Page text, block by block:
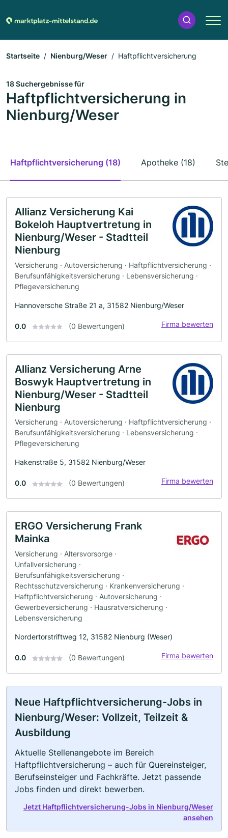
Startseite Nienburg/Weser Haftpflichtversicherung
18 Suchergebnisse für
Haftpflichtversicherung in
Nienburg/Weser
Haftpflichtversicherung (18) Apotheke (18)
Allianz Versicherung Kai
Bokeloh Hauptvertretung in
Nienburg/Weser - Stadtteil
Nienburg
Versicherung · Autoversicherung · Haftpflichtversicherung ·
Berufsunfähigkeitsversicherung · Lebensversicherung ·
Pflegeversicherung
Hannoversche Straße 21 a, 31582 Nienburg/Weser
0.0 (0 Bewertungen) Firma bewerten
Allianz Versicherung Arne
Boswyk Hauptvertretung in
Nienburg/Weser - Stadtteil
Nienburg
Versicherung · Autoversicherung · Haftpflichtversicherung ·
Berufsunfähigkeitsversicherung · Lebensversicherung ·
Pflegeversicherung
Hakenstraße 5, 31582 Nienburg/Weser
0.0 (0 Bewertungen) Firma bewerten
ERGO Versicherung Frank
Mainka
Versicherung · Altersvorsorge ·
Unfallversicherung ·
Berufsunfähigkeitsversicherung ·
Rechtsschutzversicherung · Krankenversicherung ·
Haftpflichtversicherung · Autoversicherung ·
Gewerbeversicherung · Hausratversicherung ·
Lebensversicherung
Nordertorstriftweg 12, 31582 Nienburg (Weser)
0.0 (0 Bewertungen) Firma bewerten
Neue Haftpflichtversicherung-Jobs in
Nienburg/Weser: Vollzeit, Teilzeit &
Ausbildung
Aktuelle Stellenangebote im Bereich
Haftpflichtversicherung – auch für Quereinsteiger,
Berufseinsteiger und Fachkräfte. Jetzt passende
Jobs finden und direkt bewerben.
Jetzt Haftpflichtversicherung-Jobs in Nienburg/Weser
ansehen